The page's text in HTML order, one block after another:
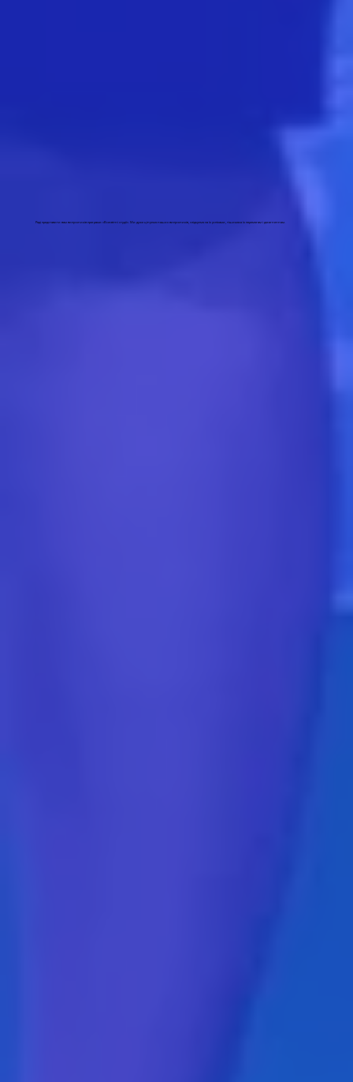
Раді представити вам випускників програми «Всесвітні студії». Ми дуже цінуємо наших випускників, слідкуємо за їх успіхами, тішимося їх перемогам і досягненням.